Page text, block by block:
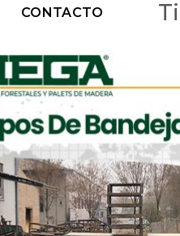
CONTACTO